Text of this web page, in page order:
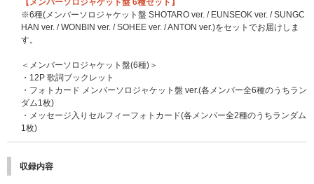
ございます。ご理解・ご協力をお願いいたします。
※ご本人様確認の際に、『主催者が指定する顔写真付きの身分証明書』との
照合を行なわせていただきますので、マスクを着用されている方は確認の際
に限りマスクをお取りいただきますようご協力をお願い申し上げます。
※当選確率は、応募対象商品のご予約・ご購入順とは関係ございません。
※いかなる場合も、当落についてはお問い合わせいただいてもお答えいたし
かねます。あらかじめご了承ください。
■電子チケットについて
本イベントは「ticket board」の『電子チケット』を採用しています。
ご参加にあたり、『電子チケット』1枚につき、1台のスマートフォン(タブ
※スマートフォン・タブレット(一部機種を除く)をお持ちでない方はイベン
トへご参加いただけません。あらかじめご了承ください。
【メンバーソロジャケット盤 6種セット】
※6種(メンバーソロジャケット盤 SHOTARO ver. / EUNSEOK ver. / SUNGC
HAN ver. / WONBIN ver. / SOHEE ver. / ANTON ver.)をセットでお届けしま
す。
＜メンバーソロジャケット盤(6種)＞
・12P 歌詞ブックレット
・フォトカード メンバーソロジャケット盤 ver.(各メンバー全6種のうちラン
ダム1枚)
・メッセージ入りセルフィーフォトカード(各メンバー全2種のうちランダム
1枚)
収録内容